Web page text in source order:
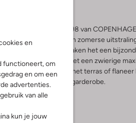
en
functioneert, om
en om een
advertenties.
van alle
kun je jouw
in met de beige CPH798 van
geven iedere outfit een zomerse
zilverkleurige studs maken het een
of combineer ze met een zwierige
middag op het terras of
voor jouw zomergarderobe.